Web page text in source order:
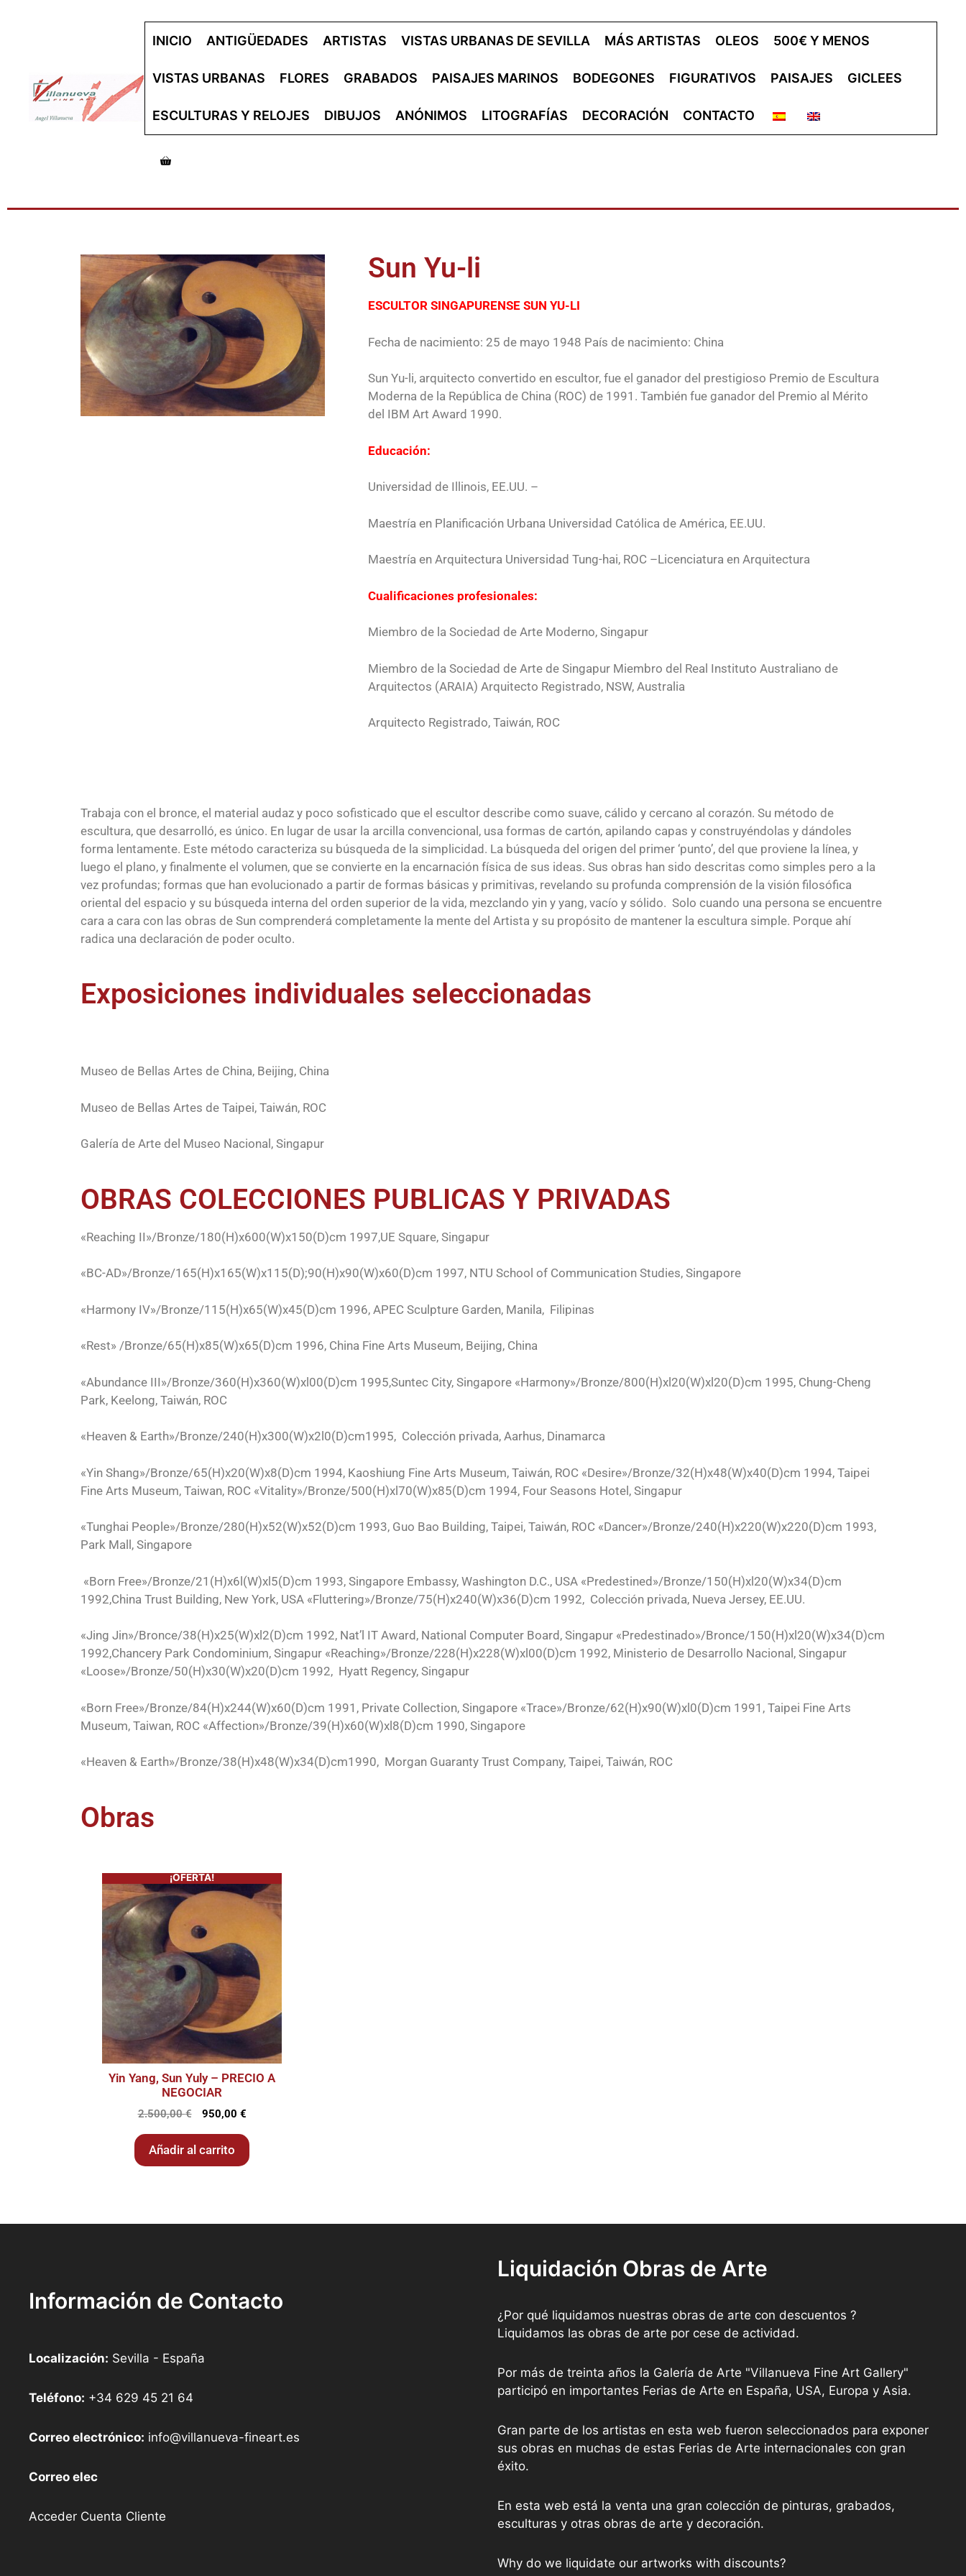
INICIO ANTIGÜEDADES ARTISTAS VISTAS URBANAS DE SEVILLA MÁS ARTISTAS OLEOS 500€ Y MENOS
VISTAS URBANAS FLORES GRABADOS PAISAJES MARINOS BODEGONES FIGURATIVOS PAISAJES GICLEES
ESCULTURAS Y RELOJES DIBUJOS ANÓNIMOS LITOGRAFÍAS DECORACIÓN CONTACTO
Sun Yu-li
ESCULTOR SINGAPURENSE SUN YU-LI
Fecha de nacimiento: 25 de mayo 1948 País de nacimiento: China
Sun Yu-li, arquitecto convertido en escultor, fue el ganador del prestigioso Premio de Escultura
Moderna de la República de China (ROC) de 1991. También fue ganador del Premio al Mérito
del IBM Art Award 1990.
Educación:
Universidad de Illinois, EE.UU. –
Maestría en Planificación Urbana Universidad Católica de América, EE.UU.
Maestría en Arquitectura Universidad Tung-hai, ROC –Licenciatura en Arquitectura
Cualificaciones profesionales:
Miembro de la Sociedad de Arte Moderno, Singapur
Miembro de la Sociedad de Arte de Singapur Miembro del Real Instituto Australiano de
Arquitectos (ARAIA) Arquitecto Registrado, NSW, Australia
Arquitecto Registrado, Taiwán, ROC
Trabaja con el bronce, el material audaz y poco sofisticado que el escultor describe como suave, cálido y cercano al corazón. Su método de
escultura, que desarrolló, es único. En lugar de usar la arcilla convencional, usa formas de cartón, apilando capas y construyéndolas y dándoles
forma lentamente. Este método caracteriza su búsqueda de la simplicidad. La búsqueda del origen del primer ‘punto’, del que proviene la línea, y
luego el plano, y finalmente el volumen, que se convierte en la encarnación física de sus ideas. Sus obras han sido descritas como simples pero a la
vez profundas; formas que han evolucionado a partir de formas básicas y primitivas, revelando su profunda comprensión de la visión filosófica
oriental del espacio y su búsqueda interna del orden superior de la vida, mezclando yin y yang, vacío y sólido. Solo cuando una persona se encuentre
cara a cara con las obras de Sun comprenderá completamente la mente del Artista y su propósito de mantener la escultura simple. Porque ahí
radica una declaración de poder oculto.
Exposiciones individuales seleccionadas
Museo de Bellas Artes de China, Beijing, China
Museo de Bellas Artes de Taipei, Taiwán, ROC
Galería de Arte del Museo Nacional, Singapur
OBRAS COLECCIONES PUBLICAS Y PRIVADAS
«Reaching II»/Bronze/180(H)x600(W)x150(D)cm 1997,UE Square, Singapur
«BC-AD»/Bronze/165(H)x165(W)x115(D);90(H)x90(W)x60(D)cm 1997, NTU School of Communication Studies, Singapore
«Harmony IV»/Bronze/115(H)x65(W)x45(D)cm 1996, APEC Sculpture Garden, Manila, Filipinas
«Rest» /Bronze/65(H)x85(W)x65(D)cm 1996, China Fine Arts Museum, Beijing, China
«Abundance III»/Bronze/360(H)x360(W)xl00(D)cm 1995,Suntec City, Singapore «Harmony»/Bronze/800(H)xl20(W)xl20(D)cm 1995, Chung-Cheng
Park, Keelong, Taiwán, ROC
«Heaven & Earth»/Bronze/240(H)x300(W)x2l0(D)cm1995, Colección privada, Aarhus, Dinamarca
«Yin Shang»/Bronze/65(H)x20(W)x8(D)cm 1994, Kaoshiung Fine Arts Museum, Taiwán, ROC «Desire»/Bronze/32(H)x48(W)x40(D)cm 1994, Taipei
Fine Arts Museum, Taiwan, ROC «Vitality»/Bronze/500(H)xl70(W)x85(D)cm 1994, Four Seasons Hotel, Singapur
«Tunghai People»/Bronze/280(H)x52(W)x52(D)cm 1993, Guo Bao Building, Taipei, Taiwán, ROC «Dancer»/Bronze/240(H)x220(W)x220(D)cm 1993,
Park Mall, Singapore
«Born Free»/Bronze/21(H)x6l(W)xl5(D)cm 1993, Singapore Embassy, Washington D.C., USA «Predestined»/Bronze/150(H)xl20(W)x34(D)cm
1992,China Trust Building, New York, USA «Fluttering»/Bronze/75(H)x240(W)x36(D)cm 1992, Colección privada, Nueva Jersey, EE.UU.
«Jing Jin»/Bronce/38(H)x25(W)xl2(D)cm 1992, Nat’l IT Award, National Computer Board, Singapur «Predestinado»/Bronce/150(H)xl20(W)x34(D)cm
1992,Chancery Park Condominium, Singapur «Reaching»/Bronze/228(H)x228(W)xl00(D)cm 1992, Ministerio de Desarrollo Nacional, Singapur
«Loose»/Bronze/50(H)x30(W)x20(D)cm 1992, Hyatt Regency, Singapur
«Born Free»/Bronze/84(H)x244(W)x60(D)cm 1991, Private Collection, Singapore «Trace»/Bronze/62(H)x90(W)xl0(D)cm 1991, Taipei Fine Arts
Museum, Taiwan, ROC «Affection»/Bronze/39(H)x60(W)xl8(D)cm 1990, Singapore
«Heaven & Earth»/Bronze/38(H)x48(W)x34(D)cm1990, Morgan Guaranty Trust Company, Taipei, Taiwán, ROC
Obras
¡OFERTA!
Yin Yang, Sun Yuly – PRECIO A
NEGOCIAR
2.500,00€ 950,00 €
Añadir al carrito
Información de Contacto
Localización: Sevilla - España
Teléfono: +34 629 45 21 64
Correo electrónico: info@villanueva-fineart.es
Correo elec
Acceder Cuenta Cliente
Liquidación Obras de Arte
¿Por qué liquidamos nuestras obras de arte con descuentos ?
Liquidamos las obras de arte por cese de actividad.
Por más de treinta años la Galería de Arte "Villanueva Fine Art Gallery"
participó en importantes Ferias de Arte en España, USA, Europa y Asia.
Gran parte de los artistas en esta web fueron seleccionados para exponer
sus obras en muchas de estas Ferias de Arte internacionales con gran
éxito.
En esta web está la venta una gran colección de pinturas, grabados,
esculturas y otras obras de arte y decoración.
Why do we liquidate our artworks with discounts?